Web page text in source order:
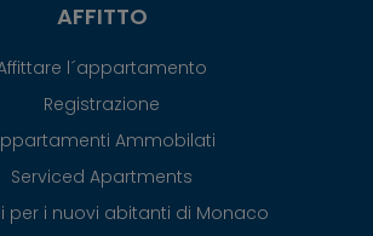
AFFITTO
l´appartamento
Registrazione
Ammobilati
Serviced Apartments
per i nuovi abitanti di Monaco